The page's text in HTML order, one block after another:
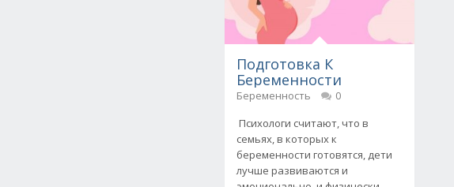
Подготовка К
Беременности
Беременность
0
Психологи считают, что в
семьях, в которых к
беременности готовятся, дети
лучше развиваются и